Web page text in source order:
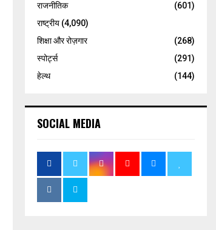
राजनीतिक
(601)
राष्ट्रीय (4,090)
शिक्षा और रोज़गार
(268)
स्पोर्ट्स
(291)
हेल्थ
(144)
SOCIAL MEDIA